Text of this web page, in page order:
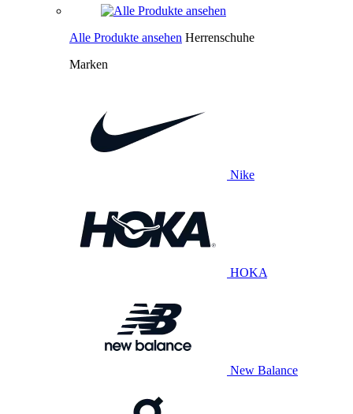
Alle Produkte ansehen Herrenschuhe
Marken
Nike
HOKA
New Balance